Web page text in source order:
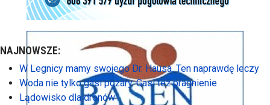
NAJNOWSZE:
W Legnicy mamy swojego Dr. Hausa. Ten naprawdę leczy
Woda nie tylko gasi pożary. Gasi też pragnienie
Lądowisko dla dronów